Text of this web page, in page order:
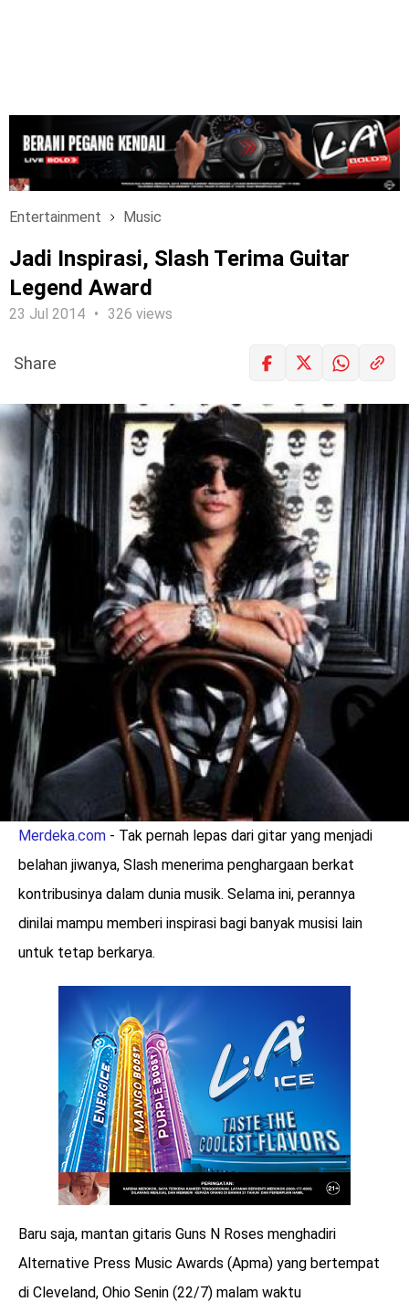
Entertainment Music
Jadi Inspirasi, Slash Terima Guitar
Legend Award
23 Jul 2014 326 views
benefit
menarik
LOGIN
Share
Merdeka.com - Tak pernah lepas dari gitar yang menjadi
belahan jiwanya, Slash menerima penghargaan berkat
kontribusinya dalam dunia musik. Selama ini, perannya
dinilai mampu memberi inspirasi bagi banyak musisi lain
untuk tetap berkarya.
Baru saja, mantan gitaris Guns N Roses menghadiri
Alternative Press Music Awards (Apma) yang bertempat
di Cleveland, Ohio Senin (22/7) malam waktu